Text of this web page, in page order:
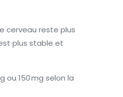
cerveau reste plus
plus stable et
150 mg selon la